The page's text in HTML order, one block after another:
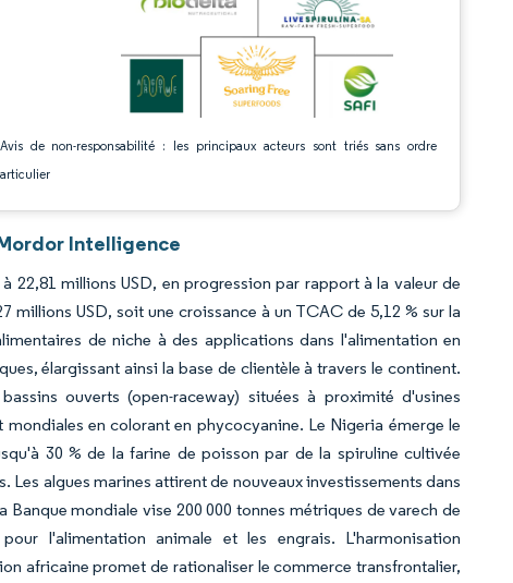
de non-responsabilité : les principaux acteurs sont triés sans ordre
Intelligence
22,81 millions USD, en progression par rapport à la valeur de
millions USD, soit une croissance à un TCAC de 5,12 % sur la
de niche à des applications dans l'alimentation en
élargissant ainsi la base de clientèle à travers le continent.
ouverts (open-raceway) situées à proximité d'usines
en colorant en phycocyanine. Le Nigeria émerge le
30 % de la farine de poisson par de la spiruline cultivée
algues marines attirent de nouveaux investissements dans
mondiale vise 200 000 tonnes métriques de varech de
l'alimentation animale et les engrais. L'harmonisation
africaine promet de rationaliser le commerce transfrontalier,